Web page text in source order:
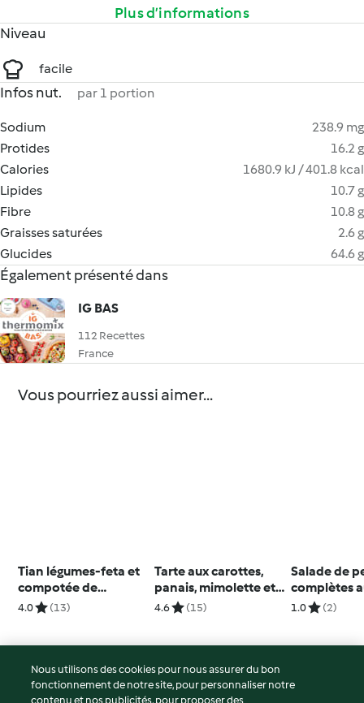
Plus d’informations
Niveau
facile
Infos nut. par 1 portion
Sodium
238.9 mg
Protides
16.2 g
Calories
1680.9 kJ / 401.8 kcal
Lipides
10.7 g
Fibre
10.8 g
Graisses saturées
2.6 g
Glucides
64.6 g
Également présenté dans
IG BAS
112 Recettes
France
Vous pourriez aussi aimer...
Tian légumes-feta et
compotée de
poivrons avec le
4.0 (13)
Tarte aux carottes,
panais, mimolette et
lard fumé
4.6 (15)
Salade de
complètes
légumes et
1.0 (2)
© Copyright 2026
Nous utilisons des cookies pour nous assurer du bon
fonctionnement de notre site, pour personnaliser notre
contenu et nos publicités, pour proposer des